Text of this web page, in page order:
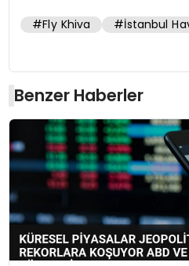
#Fly Khiva #İstanbul
Benzer Haberler